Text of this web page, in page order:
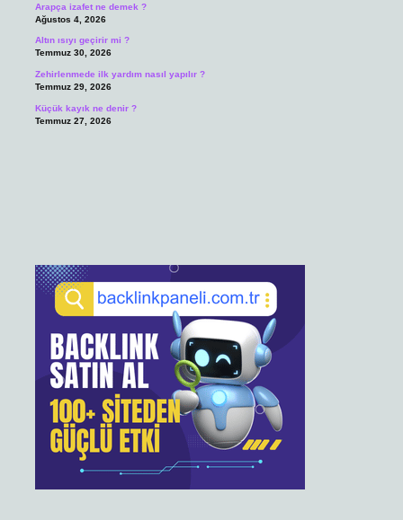
Arapça izafet ne demek ?
Ağustos 4, 2026
Altın ısıyı geçirir mi ?
Temmuz 30, 2026
Zehirlenmede ilk yardım nasıl yapılır ?
Temmuz 29, 2026
Küçük kayık ne denir ?
Temmuz 27, 2026